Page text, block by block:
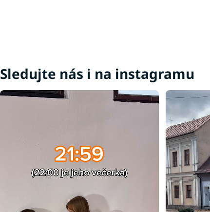
Sledujte nás i na instagramu